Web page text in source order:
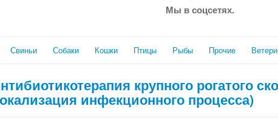
Мы в соцсетях.
Свиньи Собаки Кошки Птицы Рыбы Прочие
крупного рогатого
инфекционного процесса)